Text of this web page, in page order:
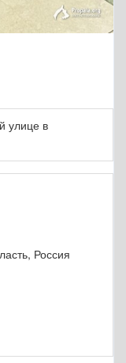
улице в
Россия